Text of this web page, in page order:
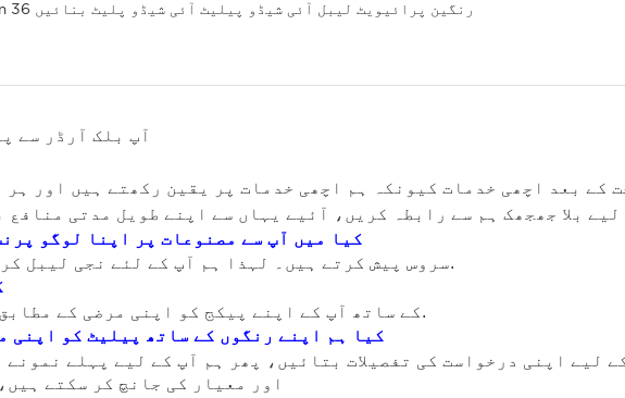
آپ بلک آرڈر سے
کے بعد اچھی خدمات کیونکہ ہم اچھی خدمات پر یقین رکھتے ہیں اور ہر
کیا میں آپ سے مصنوعات پر اپنا لوگو
ہاں، ہم OEM اور ODM سروس پیش کرتے ہیں۔ لہذا ہم آپ کے لئے نجی لیبل کر سکتے ہیں.
جی ہاں، ہم کم MOQ کے ساتھ آپ کے اپنے پیکج کو اپنی مرضی کے مطابق کر سکتے ہیں.
کیا ہم اپنے رنگوں کے ساتھ پیلیٹ کو اپنی
لیے اپنی درخواست کی تفصیلات بتائیں، پھر ہم آپ کے لیے پہلے
اور معیار کی جانچ کر سکتے